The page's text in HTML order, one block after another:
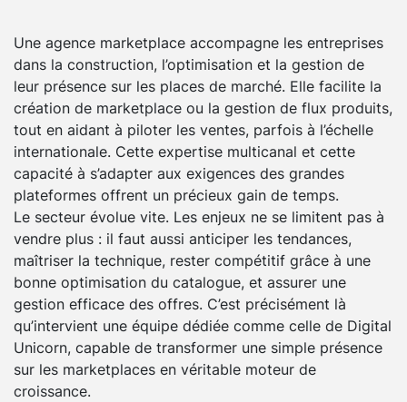
Une agence marketplace accompagne les entreprises
dans la construction, l’optimisation et la gestion de
leur présence sur les places de marché. Elle facilite la
création de marketplace ou la gestion de flux produits,
tout en aidant à piloter les ventes, parfois à l’échelle
internationale. Cette expertise multicanal et cette
capacité à s’adapter aux exigences des grandes
plateformes offrent un précieux gain de temps.
Le secteur évolue vite. Les enjeux ne se limitent pas à
vendre plus : il faut aussi anticiper les tendances,
maîtriser la technique, rester compétitif grâce à une
bonne optimisation du catalogue, et assurer une
gestion efficace des offres. C’est précisément là
qu’intervient une équipe dédiée comme celle de Digital
Unicorn, capable de transformer une simple présence
sur les marketplaces en véritable moteur de
croissance.